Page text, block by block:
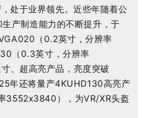
，处于业界领先。近些年随着公
产制造能力的不断提升，于
（ 0.2英寸，分辨率
（ 0.3英寸，分辨率
、超高亮产品，亮度突破
年还将量产4KUHD130高亮产
3552x3840 ），为VR/XR头盔